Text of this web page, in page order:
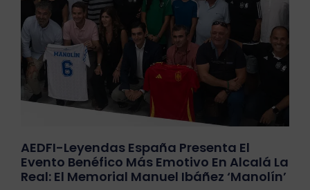
AEDFI-Leyendas España Presenta El
Evento Benéfico Más Emotivo En Alcalá La
Real: El Memorial Manuel Ibáñez ‘Manolín’